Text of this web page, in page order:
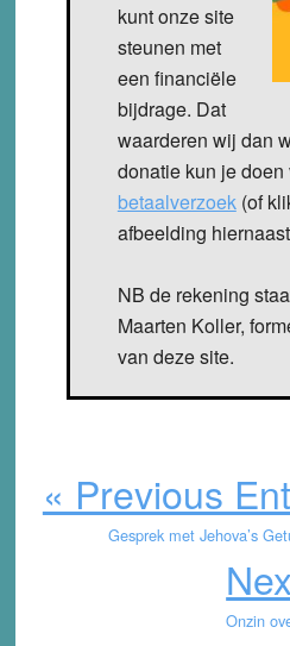
kunt onze site
steunen met
een financiële
bijdrage. Dat
waarderen wij dan
donatie kun je doen
betaalverzoek(of
afbeelding
NB de rekening
Maarten Koller,
van deze site.
« Previous
Gesprek met Jehova’s
Onzin